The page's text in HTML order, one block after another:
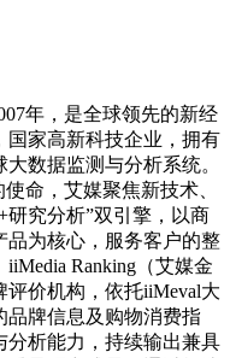
年，是全球领先的新经
国家高新科技企业，拥有
数据监测与分析系统。
命，艾媒聚焦新技术、
研究分析”双引擎，以商
品为核心，服务客户的整
Ranking（艾媒金
价机构，依托iiMeval大
品牌信息及购物消费指
分析能力，持续输出兼具